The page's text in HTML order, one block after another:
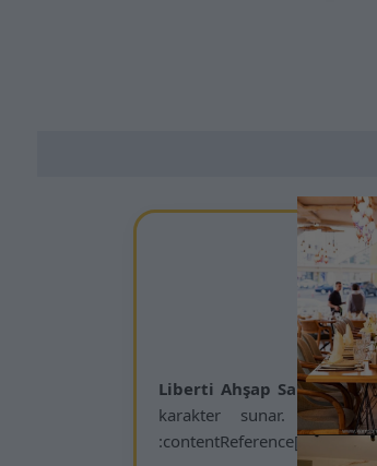
Liberti Ahşap Sandalye,
karakter sunar. Yüksek